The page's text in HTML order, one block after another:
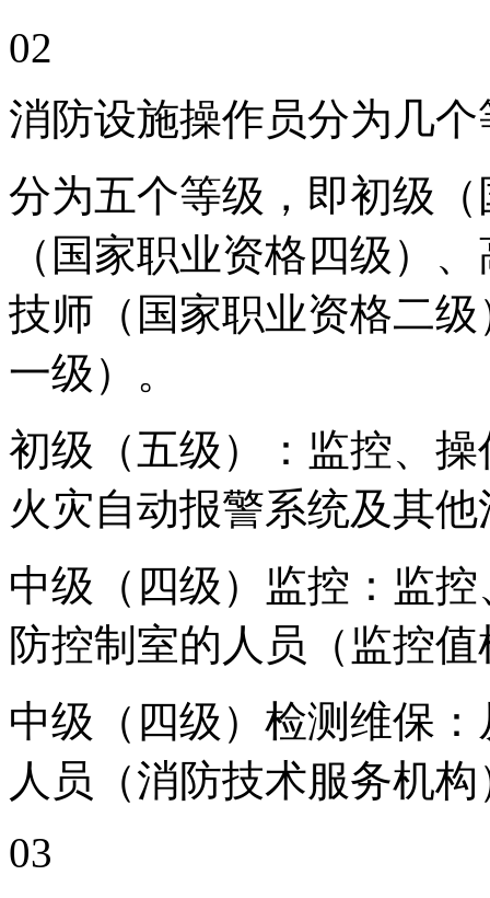
02
消防设施操作员分为几个
分为五个等级，即初级
（国家职业资格四级）
技师（国家职业资格二
一级）。
初级（五级）：监控、
火灾自动报警系统及其
中级（四级）监控：监
防控制室的人员（监控
中级（四级）检测维保
人员（消防技术服务机构
03